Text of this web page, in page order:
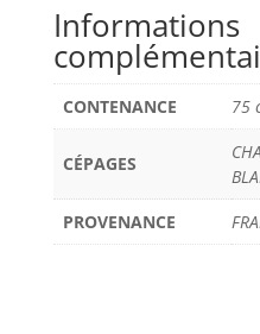
Informations
CONTENANCE 75
CÉPAGES
PROVENANCE